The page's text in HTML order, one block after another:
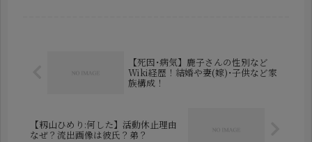
【死因･病気】鹿子さんの性別など
Wiki経歴！結婚や妻(嫁)･子供など家
族構成！
【籾山ひめり:何した】活動休止理由
なぜ？流出画像は彼氏？弟？